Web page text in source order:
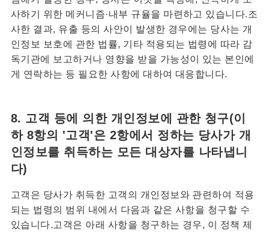
사하기 위한 메커니즘·내부 규율을 마련하고 있습니다.조
사한 결과, 유출 등의 사안이 발생한 경우에는 당사는 개
인정보 보호에 관한 법률, 기타 적용되는 법령에 따라 감
독기관에 보고하거나 영향을 받을 가능성이 있는 본인에
게 연락하는 등 필요한 사항에 대하여 대응합니다.
8. 고객 등에 의한 개인정보에 관한 청구(이
하 8항의 '고객'은 2항에서 정하는 당사가 개
인정보를 취득하는 모든 대상자를 나타냅니
다)
고객은 당사가 취득한 고객의 개인정보와 관련하여 적용
되는 법령의 범위 내에서 다음과 같은 사항을 청구할 수
있습니다.고객은 아래 사항을 청구하는 경우, 이 정책 제